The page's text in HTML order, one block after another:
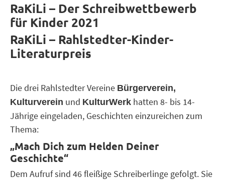
RaKiLi – Der Schreibwettbewerb
für Kinder 2021
RaKiLi – Rahlstedter-Kinder-
Literaturpreis
Die drei Rahlstedter Vereine Bürgerverein,
Kulturverein und KulturWerk hatten 8- bis 14-
Jährige eingeladen, Geschichten einzureichen zum
Thema:
„Mach Dich zum Helden Deiner
Geschichte“
Dem Aufruf sind 46 fleißige Schreiberlinge gefolgt. Sie